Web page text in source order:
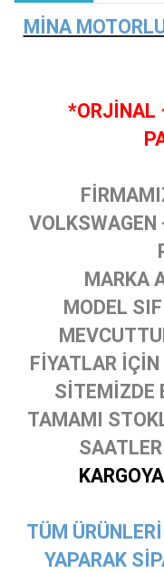
MİNA
*ORJİNAL
MARKA
MODEL
FİYATLAR
SİTEMİZDE
TAMAMI
KARGOYA
TÜM
YAPARAK